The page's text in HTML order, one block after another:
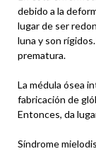
debido a la
lugar de ser
luna y son
prematura.
La médula ósea
fabricación de
Entonces, da
Síndrome